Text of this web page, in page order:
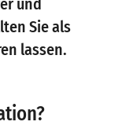
Sie als
lassen.